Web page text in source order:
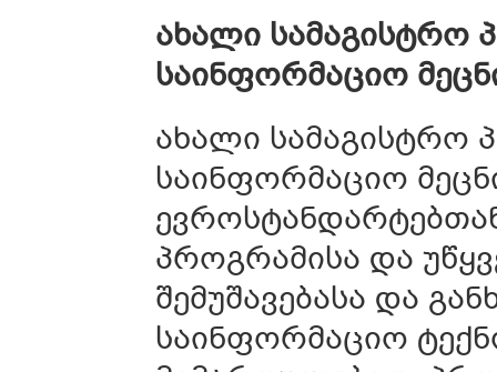
ახალი სამაგისტრო
საინფორმაციო
ახალი სამაგისტრო
საინფორმაციო
პროგრამისა და
შემუშავებასა და
საინფორმაციო